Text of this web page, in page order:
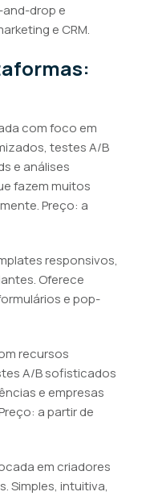
drop e
e CRM.
com foco em
testes A/B
e análises
fazem muitos
Preço: a
responsivos,
Oferece
e pop-
recursos
A/B sofisticados
e empresas
a partir de
em criadores
Simples, intuitiva,